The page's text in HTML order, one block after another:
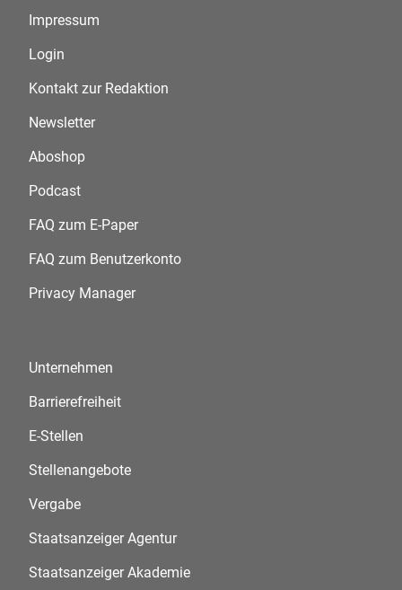
Impressum
Login
Kontakt zur Redaktion
Newsletter
Aboshop
Podcast
FAQ zum E-Paper
FAQ zum Benutzerkonto
Privacy Manager
Unternehmen
Barrierefreiheit
E-Stellen
Stellenangebote
Vergabe
Staatsanzeiger Agentur
Staatsanzeiger Akademie